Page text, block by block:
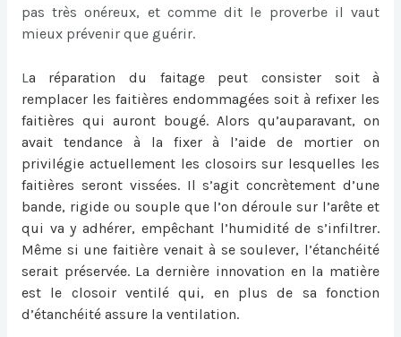
pas très onéreux, et comme dit le proverbe il vaut
mieux prévenir que guérir.
L a réparation du faitage peut consister soit à
remplacer les faitières endommagées soit à refixer les
faitières qui auront bougé. Alors qu’auparavant, on
avait tendance à la fixer à l’aide de mortier on
privilégie actuellement les closoirs sur lesquelles les
faitières seront vissées. Il s’agit concrètement d’une
bande, rigide ou souple que l’on déroule sur l’arête et
qui va y adhérer, empêchant l’humidité de s’infiltrer.
Même si une faitière venait à se soulever, l’étanchéité
serait préservée. La dernière innovation en la matière
est le closoir ventilé qui, en plus de sa fonction
d’étanchéité assure la ventilation.